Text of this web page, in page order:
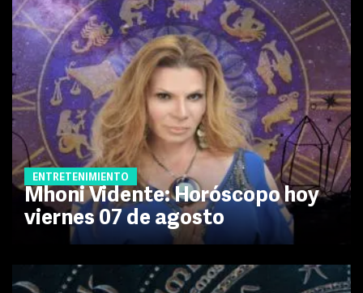
ENTRETENIMIENTO
Mhoni Vidente: Horóscopo hoy
viernes 07 de agosto